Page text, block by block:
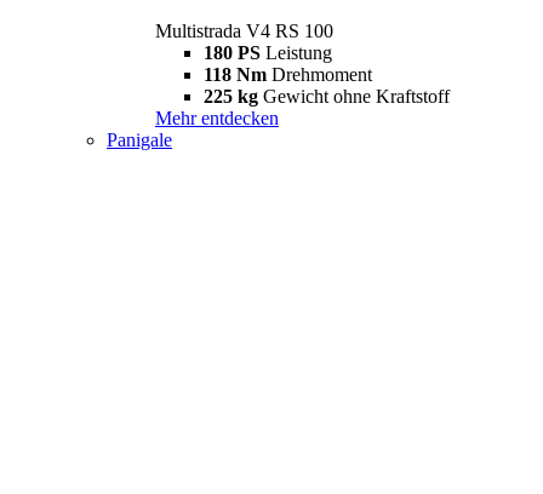
Multistrada V4 RS 100
180 PS Leistung
118 Nm Drehmoment
225 kg Gewicht ohne Kraftstoff
Mehr entdecken
Panigale